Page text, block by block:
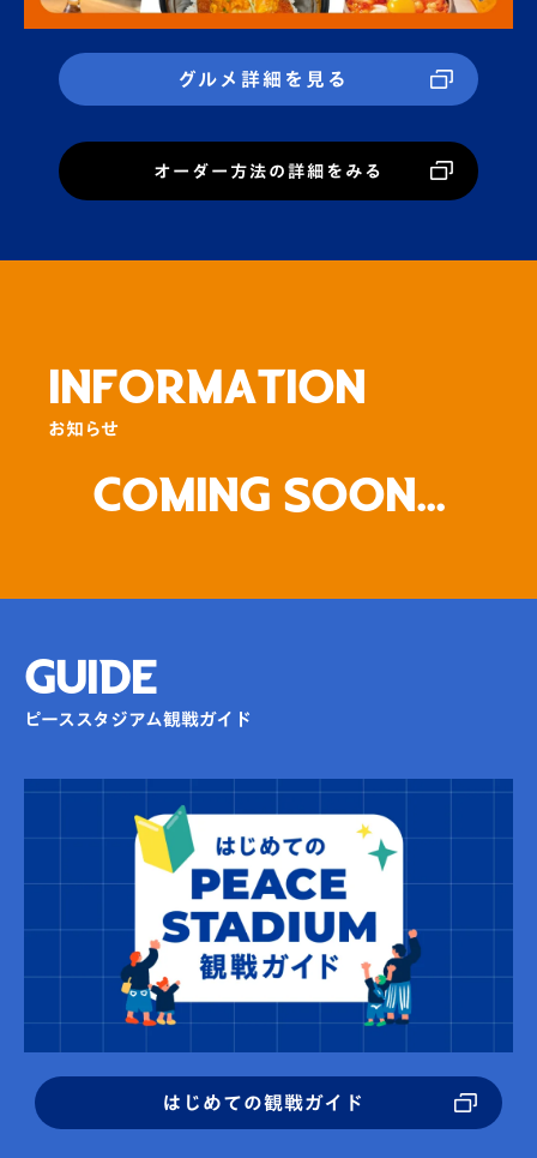
グルメ詳細を見る
オーダー方法の詳細をみる
INFORMATION
お知らせ
Coming Soon...
GUIDE
ピーススタジアム観戦ガイド
はじめての観戦ガイド